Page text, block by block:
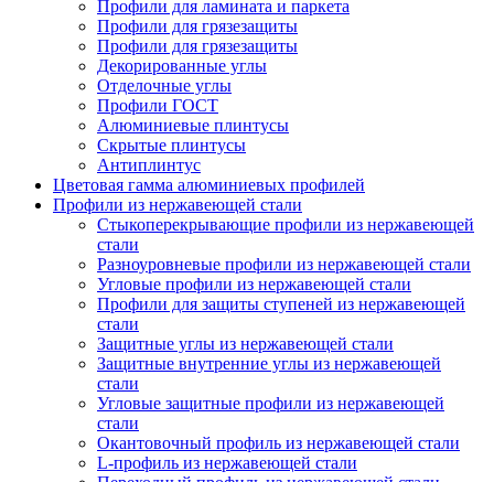
Профили для ламината и паркета
Профили для грязезащиты
Профили для грязезащиты
Декорированные углы
Отделочные углы
Профили ГОСТ
Алюминиевые плинтусы
Скрытые плинтусы
Антиплинтус
Цветовая гамма алюминиевых профилей
Профили из нержавеющей стали
Стыкоперекрывающие профили из нержавеющей
стали
Разноуровневые профили из нержавеющей стали
Угловые профили из нержавеющей стали
Профили для защиты ступеней из нержавеющей
стали
Защитные углы из нержавеющей стали
Защитные внутренние углы из нержавеющей
стали
Угловые защитные профили из нержавеющей
стали
Окантовочный профиль из нержавеющей стали
L-профиль из нержавеющей стали